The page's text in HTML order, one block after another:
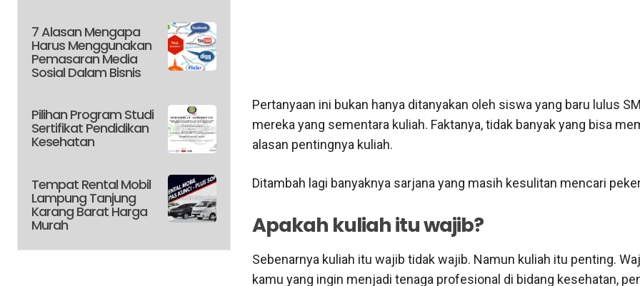
7 Alasan Mengapa
Harus Menggunakan
Pemasaran Media
Sosial Dalam Bisnis
Pilihan Program Studi
Sertifikat Pendidikan
Kesehatan
Tempat Rental Mobil
Lampung Tanjung
Karang Barat Harga
Murah
Pertanyaan ini bukan hanya ditanyakan oleh siswa yang baru lulus
mereka yang sementara kuliah. Faktanya, tidak banyak yang bisa
alasan pentingnya kuliah.
Ditambah lagi banyaknya sarjana yang masih kesulitan mencari
Apakah kuliah itu wajib?
Sebenarnya kuliah itu wajib tidak wajib. Namun kuliah itu penting.
kamu yang ingin menjadi tenaga profesional di bidang kesehatan,